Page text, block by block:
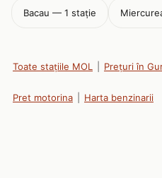
Bacau — 1 stație
Toate stațiile MOL Prețuri în
Pret motorina Harta benzinarii